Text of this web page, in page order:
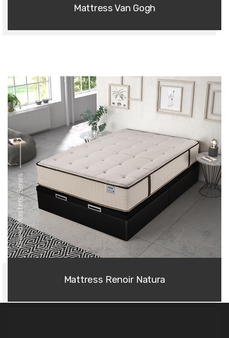
Mattress Van Gogh
Grand Masters Series
Mattress Renoir Natura